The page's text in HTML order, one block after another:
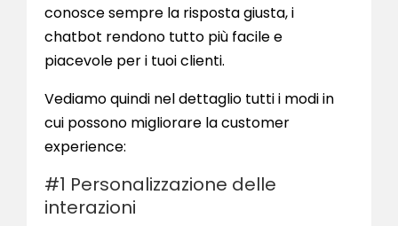
conosce sempre la risposta giusta, i
chatbot rendono tutto più facile e
piacevole per i tuoi clienti.
Vediamo quindi nel dettaglio tutti i modi in
cui possono migliorare la customer
experience:
#1 Personalizzazione delle
interazioni